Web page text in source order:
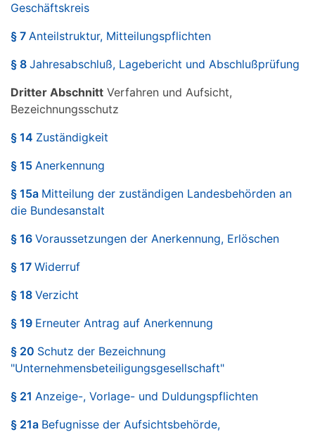
Geschäftskreis
§ 7 Anteilstruktur, Mitteilungspflichten
§ 8 Jahresabschluß, Lagebericht und Abschlußprüfung
Dritter Abschnitt Verfahren und Aufsicht,
Bezeichnungsschutz
§ 14 Zuständigkeit
§ 15 Anerkennung
§ 15a Mitteilung der zuständigen Landesbehörden an
die Bundesanstalt
§ 16 Voraussetzungen der Anerkennung, Erlöschen
§ 17 Widerruf
§ 18 Verzicht
§ 19 Erneuter Antrag auf Anerkennung
§ 20 Schutz der Bezeichnung
"Unternehmensbeteiligungsgesellschaft"
§ 21 Anzeige-, Vorlage- und Duldungspflichten
§ 21a Befugnisse der Aufsichtsbehörde,